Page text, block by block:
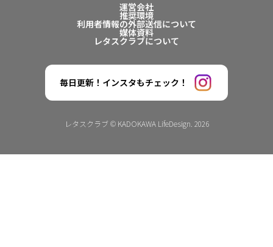
運営会社
推奨環境
利用者情報の外部送信について
媒体資料
レタスクラブについて
毎日更新！インスタもチェック！
レタスクラブ © KADOKAWA LifeDesign. 2026